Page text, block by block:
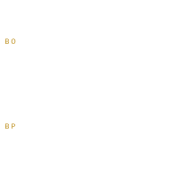
ＢＯ
ＢＰ